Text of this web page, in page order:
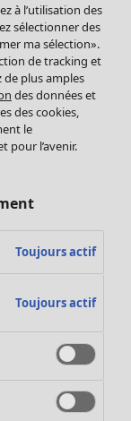
à l’utilisation des
sélectionner des
ma sélection».
de tracking et
plus amples
des données et
des cookies,
le
pour l’avenir.
Toujours actif
Toujours actif